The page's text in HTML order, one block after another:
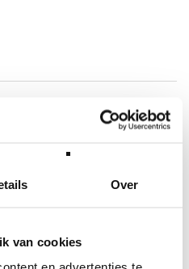
Over
van cookies